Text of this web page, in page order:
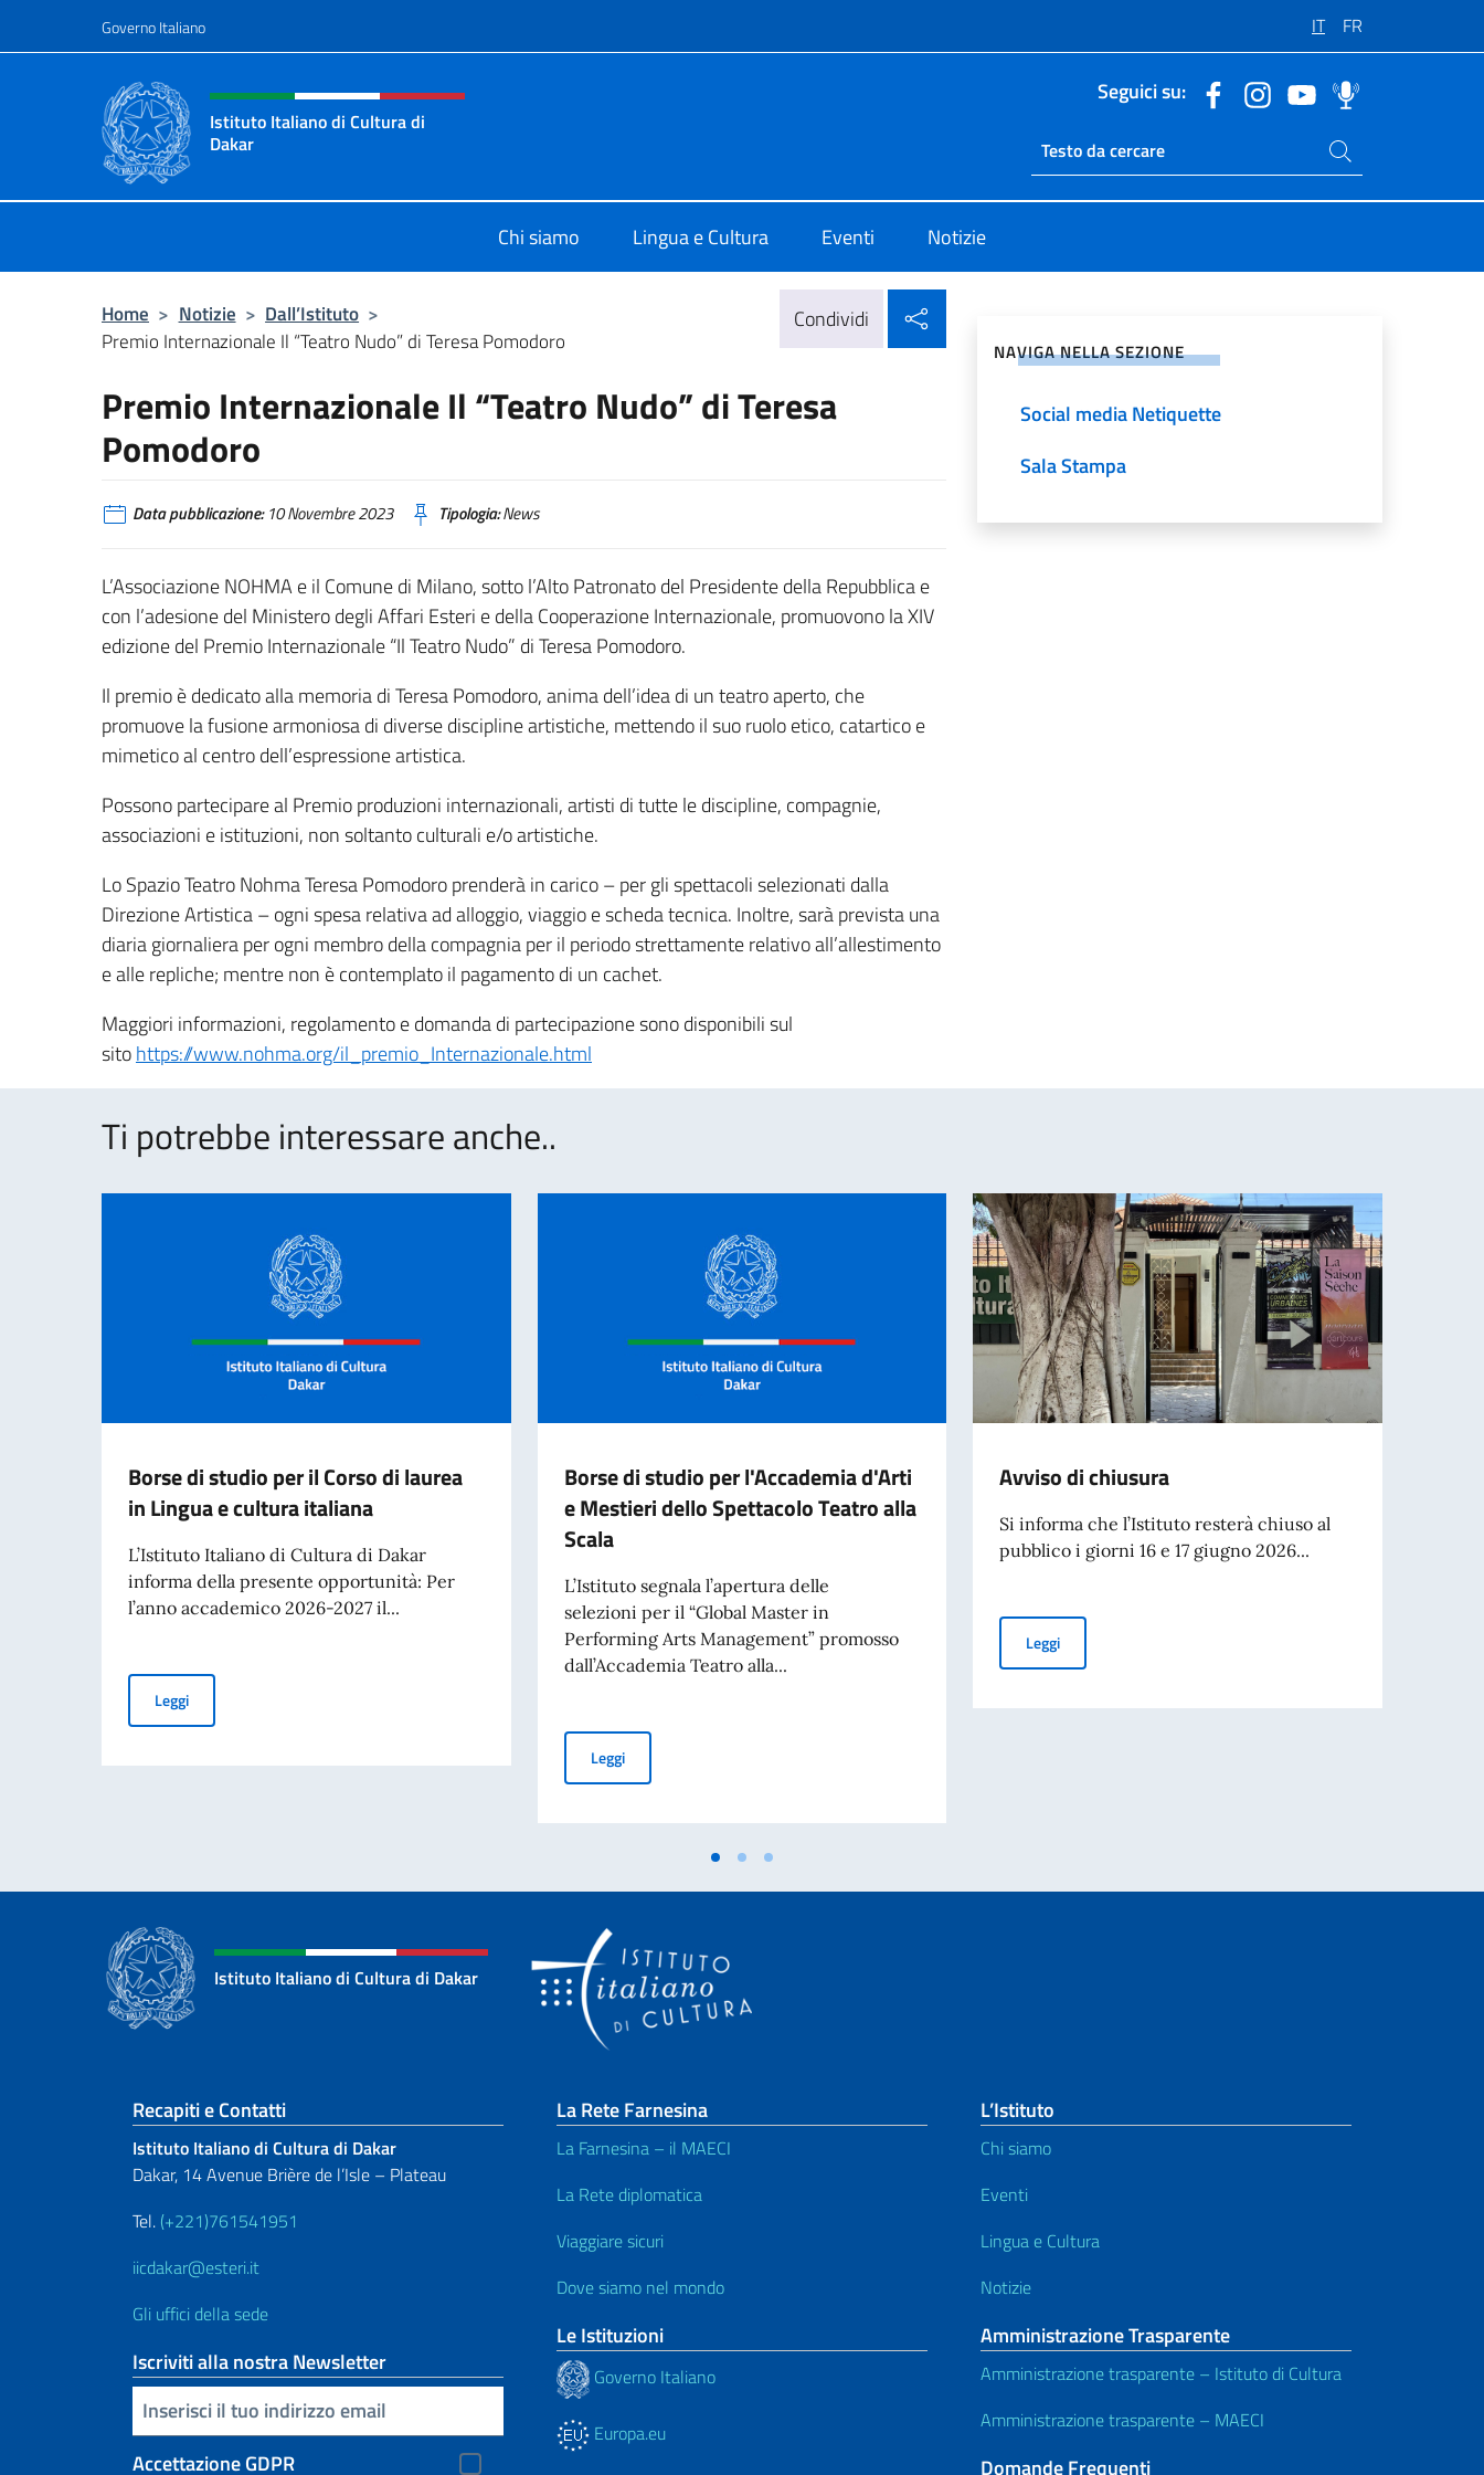
Governo Italiano IT FR
Intestazione sito, social e menù
Istituto Italiano di Cultura di
Dakar
Seguici su:
Ricerca sito live
Cerca nel sito
Chi siamo Lingua e Cultura Eventi Notizie
Home > Notizie > Dall’Istituto >
Premio Internazionale Il “Teatro Nudo” di Teresa Pomodoro
Condividi
Premio Internazionale Il “Teatro Nudo” di Teresa
Pomodoro
Data pubblicazione:10 Novembre 2023 Tipologia:News
L’Associazione NOHMA e il Comune di Milano, sotto l’Alto Patronato del Presidente della Repubblica e
con l’adesione del Ministero degli Affari Esteri e della Cooperazione Internazionale, promuovono la XIV
edizione del Premio Internazionale “Il Teatro Nudo” di Teresa Pomodoro.
Il premio è dedicato alla memoria di Teresa Pomodoro, anima dell’idea di un teatro aperto, che
promuove la fusione armoniosa di diverse discipline artistiche, mettendo il suo ruolo etico, catartico e
mimetico al centro dell’espressione artistica.
Possono partecipare al Premio produzioni internazionali, artisti di tutte le discipline, compagnie,
associazioni e istituzioni, non soltanto culturali e/o artistiche.
Lo Spazio Teatro Nohma Teresa Pomodoro prenderà in carico – per gli spettacoli selezionati dalla
Direzione Artistica – ogni spesa relativa ad alloggio, viaggio e scheda tecnica. Inoltre, sarà prevista una
diaria giornaliera per ogni membro della compagnia per il periodo strettamente relativo all’allestimento
e alle repliche; mentre non è contemplato il pagamento di un cachet.
Maggiori informazioni, regolamento e domanda di partecipazione sono disponibili sul
sitohttps://www.nohma.org/il_premio_Internazionale.html
NAVIGA NELLA SEZIONE
Social media Netiquette
Sala Stampa
Ti potrebbe interessare anche..
Borse di studio per il Corso di laurea
in Lingua e cultura italiana
L’Istituto Italiano di Cultura di Dakar
informa della presente opportunità: Per
l’anno accademico 2026-2027 il...
LeggiBorse di studio per il Corso di laurea in Lingua e cultura italiana
Borse di studio per l'Accademia d'Arti
e Mestieri dello Spettacolo Teatro alla
Scala
L’Istituto segnala l’apertura delle
selezioni per il “Global Master in
Performing Arts Management” promosso
dall’Accademia Teatro alla...
LeggiBorse di studio per l'Accademia d'Arti e Mestieri dello Spettacolo Teatro alla Scala
Avviso di chiusura
Si informa che l’Istituto resterà chiuso al
pubblico i giorni 16 e 17 giugno 2026...
LeggiAvviso di chiusura
Istituto Italiano di Cultura di Dakar
Sezione footer
Recapiti e Contatti
Istituto Italiano di Cultura di Dakar
Dakar, 14 Avenue Brière de l’Isle – Plateau
Tel. (+221)761541951
iicdakar@esteri.it
Gli uffici della sede
Iscriviti alla nostra Newsletter
Inserisci la tua email
Accettazione GDPR
La Rete Farnesina
La Farnesina – il MAECI
La Rete diplomatica
Viaggiare sicuri
Dove siamo nel mondo
Le Istituzioni
Governo Italiano
Europa.eu
L’Istituto
Chi siamo
Eventi
Lingua e Cultura
Notizie
Amministrazione Trasparente
Amministrazione trasparente – Istituto di Cultura
Amministrazione trasparente – MAECI
Domande Frequenti